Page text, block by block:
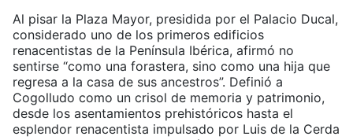
Al pisar la Plaza Mayor, presidida por el Palacio Ducal,
considerado uno de los primeros edificios
renacentistas de la Península Ibérica, afirmó no
sentirse “como una forastera, sino como una hija que
regresa a la casa de sus ancestros”. Definió a
Cogolludo como un crisol de memoria y patrimonio,
desde los asentamientos prehistóricos hasta el
esplendor renacentista impulsado por Luis de la Cerda